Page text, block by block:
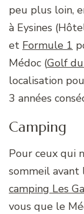
peu plus loin,
à Eysines
et Formule 1
Médoc (Golf
localisation
3 années
Camping
Pour ceux qui
sommeil avant
camping Les
vous que le